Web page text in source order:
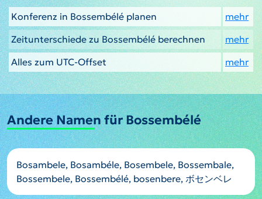
Konferenz in Bossembélé planen
mehr
Zeitunterschiede zu Bossembélé berechnen
mehr
Alles zum UTC-Offset
mehr
Andere Namen für Bossembélé
Bosambele, Bosambéle, Bosembele, Bossembale,
Bossembele, Bossembélé, bosenbere, ボセンベレ